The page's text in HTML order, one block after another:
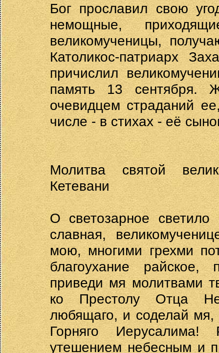
Бог прославил свою
немощные,
великомученицы,
Католикос-патриарх
причислил
память 13 сентября.
очевидцем страданий
числе - в стихах - её
Молитва святой
Кетевани
О светозарное светило
славная,
мою, многими грехми
благоухание
приведи мя молитвами
ко Престолу Отца
любящаго, и соделай
Горняго
утешением небесным и